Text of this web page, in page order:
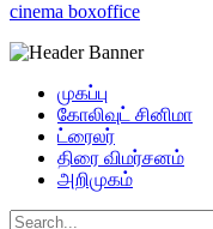
cinema boxoffice
முகப்பு
கோலிவுட் சினிமா
ட்ரைலர்
திரை விமர்சனம்
அறிமுகம்